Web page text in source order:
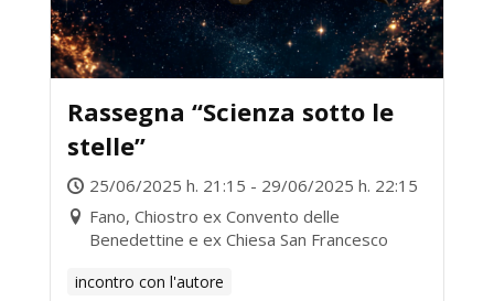
Rassegna “Scienza sotto le
stelle”
25/06/2025 h. 21:15 - 29/06/2025 h. 22:15
Fano, Chiostro ex Convento delle
Benedettine e ex Chiesa San Francesco
incontro con l'autore